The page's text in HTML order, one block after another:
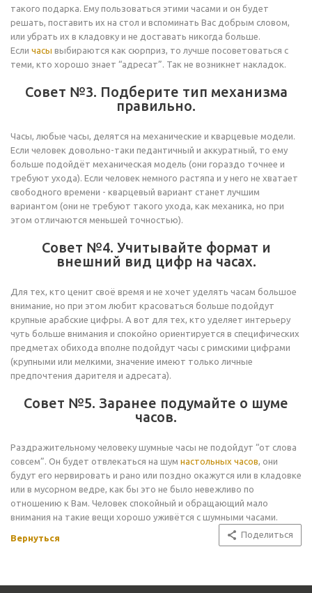
такого подарка. Ему пользоваться этими часами и он будет
решать, поставить их на стол и вспоминать Вас добрым словом,
или убрать их в кладовку и не доставать никогда больше.
Если часы выбираются как сюрприз, то лучше посоветоваться с
теми, кто хорошо знает “адресат”. Так не возникнет накладок.
Совет №3. Подберите тип механизма
правильно.
Часы, любые часы, делятся на механические и кварцевые модели.
Если человек довольно-таки педантичный и аккуратный, то ему
больше подойдёт механическая модель (они гораздо точнее и
требуют ухода). Если человек немного растяпа и у него не хватает
свободного времени - кварцевый вариант станет лучшим
вариантом (они не требуют такого ухода, как механика, но при
этом отличаются меньшей точностью).
Совет №4. Учитывайте формат и
внешний вид цифр на часах.
Для тех, кто ценит своё время и не хочет уделять часам большое
внимание, но при этом любит красоваться больше подойдут
крупные арабские цифры. А вот для тех, кто уделяет интерьеру
чуть больше внимания и спокойно ориентируется в специфических
предметах обихода вполне подойдут часы с римскими цифрами
(крупными или мелкими, значение имеют только личные
предпочтения дарителя и адресата).
Совет №5. Заранее подумайте о шуме
часов.
Раздражительному человеку шумные часы не подойдут “от слова
совсем”. Он будет отвлекаться на шум настольных часов, они
будут его нервировать и рано или поздно окажутся или в кладовке
или в мусорном ведре, как бы это не было невежливо по
отношению к Вам. Человек спокойный и обращающий мало
внимания на такие вещи хорошо уживётся с шумными часами.
Вернуться Поделиться